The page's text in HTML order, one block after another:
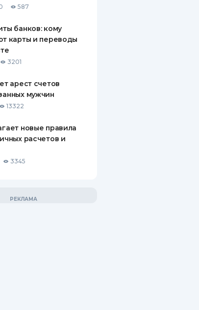
587
банков: кому
карты и переводы
3201
арест счетов
мужчин
13322
новые правила
расчетов и
3345